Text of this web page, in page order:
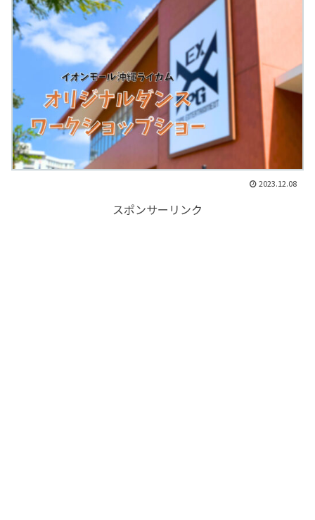
2023.12.08
スポンサーリンク